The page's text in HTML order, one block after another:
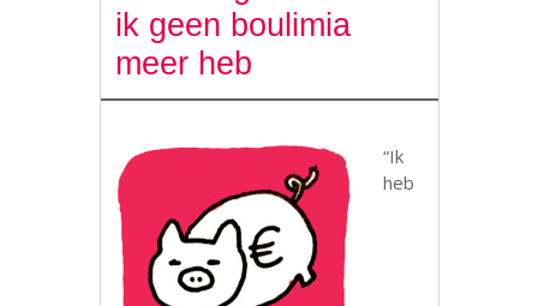
ik geen boulimia
meer heb
“Ik
heb